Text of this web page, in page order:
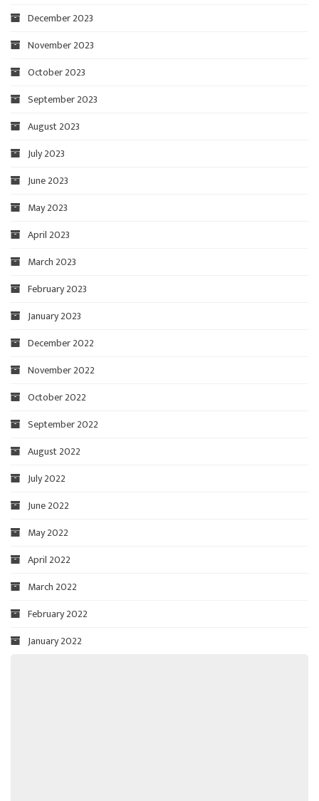
December 2023
November 2023
October 2023
September 2023
August 2023
July 2023
June 2023
May 2023
April 2023
March 2023
February 2023
January 2023
December 2022
November 2022
October 2022
September 2022
August 2022
July 2022
June 2022
May 2022
April 2022
March 2022
February 2022
January 2022